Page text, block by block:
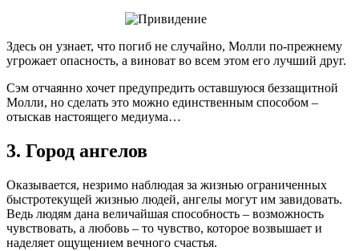
Здесь он узнает, что погиб не случайно, Молли по-прежнему
угрожает опасность, а виноват во всем этом его лучший друг.
Сэм отчаянно хочет предупредить оставшуюся беззащитной
Молли, но сделать это можно единственным способом –
отыскав настоящего медиума…
3. Город ангелов
Оказывается, незримо наблюдая за жизнью ограниченных
быстротекущей жизнью людей, ангелы могут им завидовать.
Ведь людям дана величайшая способность – возможность
чувствовать, а любовь – то чувство, которое возвышает и
наделяет ощущением вечного счастья.